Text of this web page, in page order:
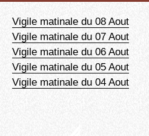
Vigile matinale du 08 Aout
Vigile matinale du 07 Aout
Vigile matinale du 06 Aout
Vigile matinale du 05 Aout
Vigile matinale du 04 Aout